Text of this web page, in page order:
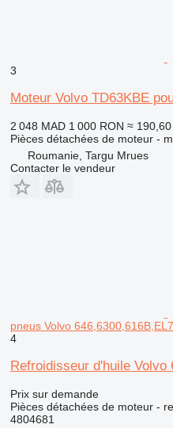
3
Moteur Volvo TD63KBE
2 048 MAD 1 000 RON ≈
Pièces détachées de moteur -
Roumanie, Targu Mrues
Contacter le vendeur
pneus Volvo
4
Refroidisseur d'huile Volvo
Prix sur demande
Pièces détachées de moteur -
4804681